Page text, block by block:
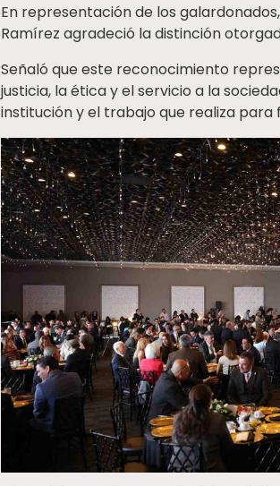
En representación de los
Ramírez agradeció la distinción
Señaló que este reconocimiento
justicia, la ética y el servicio a la
institución y el trabajo que realiza